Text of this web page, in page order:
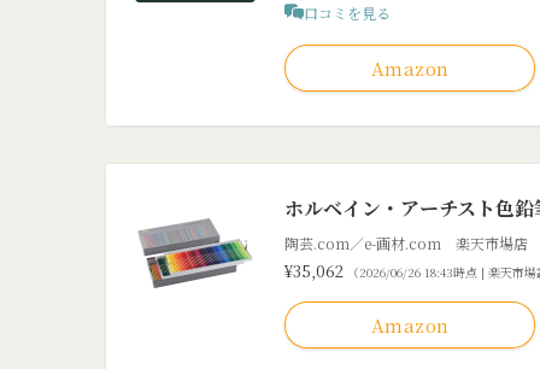
口コミを見る
Amazon
ホルベイン・アーチスト色
陶芸.com／e-画材.com 楽天市場店
¥35,062 （2026/06/26 18:43時点 | 楽天市
Amazon